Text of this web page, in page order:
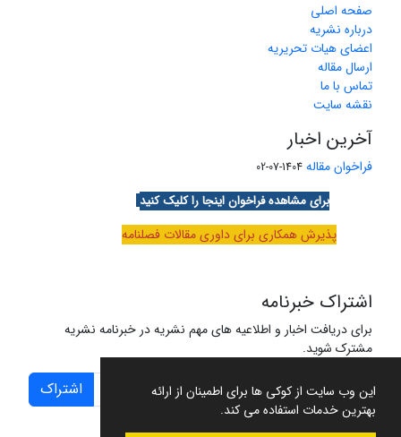
این وب سایت از کوکی ها برای اطمینان از ارائه
بهترین خدمات استفاده می کند.
صفحه اصلی
درباره نشریه
اعضای هیات تحریریه
ارسال مقاله
تماس با ما
نقشه سایت
آخرین اخبار
فراخوان مقاله 1404-07-02
برای مشاهده فراخوان اینجا را کلیک کنید
پذیرش همکاری برای داوری مقالات فصلنامه
اشتراک خبرنامه
برای دریافت اخبار و اطلاعیه های مهم نشریه در خبرنامه نشریه
مشترک شوید.
اشتراک